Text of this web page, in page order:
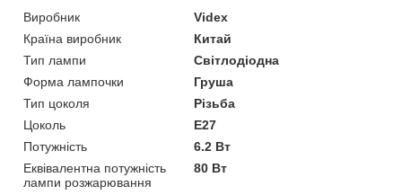
Виробник
Videx
Країна виробник
Китай
Тип лампи
Світлодіодна
Форма лампочки
Груша
Тип цоколя
Різьба
Цоколь
E27
Потужність
6.2 Вт
Еквівалентна потужність
лампи розжарювання
80 Вт